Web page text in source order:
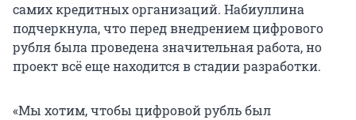
самих кредитных организаций. Набиуллина
подчеркнула, что перед внедрением цифрового
рубля была проведена значительная работа, но
проект всё еще находится в стадии разработки.
«Мы хотим, чтобы цифровой рубль был